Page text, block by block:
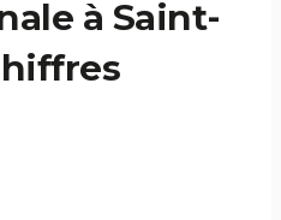
à Saint-